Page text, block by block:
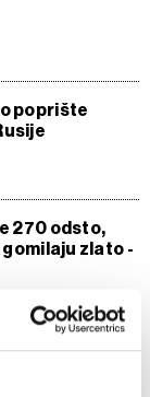
poprište
270 odsto,
zlato -
u sve težoj